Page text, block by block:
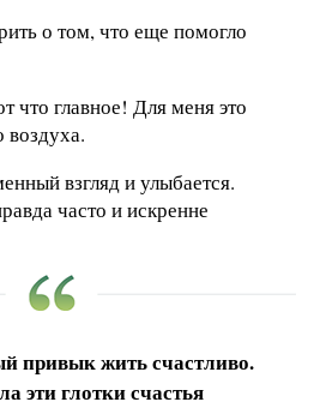
о том, что еще помогло
что главное! Для меня это
воздуха.
взгляд и улыбается.
часто и искренне
привык жить счастливо.
эти глотки счастья